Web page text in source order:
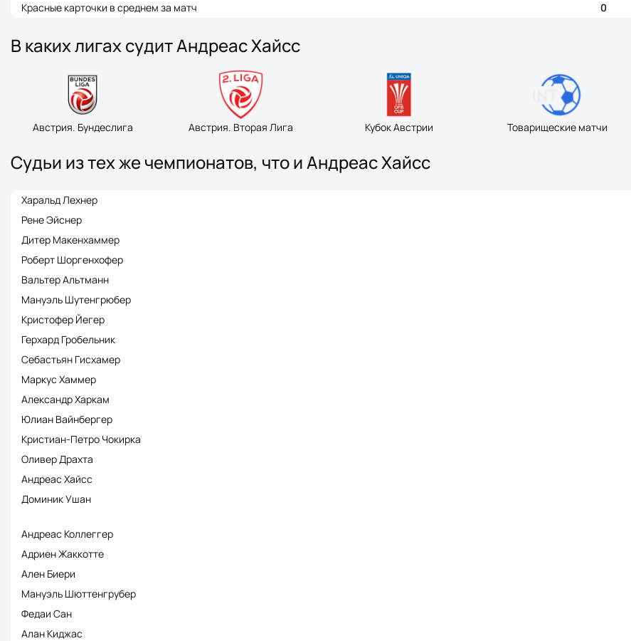
Красные карточки в среднем за матч
0
В каких лигах судит Андреас Хайсс
Австрия. Бундеслига Австрия. Вторая Лига Кубок Австрии Товарищеские матчи
Судьи из тех же чемпионатов, что и Андреас Хайсс
Харальд Лехнер
Рене Эйснер
Дитер Макенхаммер
Роберт Шоргенхофер
Вальтер Альтманн
Мануэль Шутенгрюбер
Кристофер Йегер
Герхард Гробельник
Себастьян Гисхамер
Маркус Хаммер
Александр Харкам
Юлиан Вайнбергер
Кристиан-Петро Чокирка
Оливер Драхта
Андреас Хайсс
Доминик Ушан
Андреас Коллеггер
Адриен Жаккотте
Ален Биери
Мануэль Шюттенгрубер
Федаи Сан
Алан Киджас